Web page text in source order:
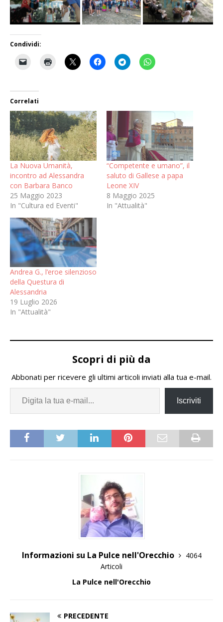
Condividi:
Correlati
La Nuova Umanità,
incontro ad Alessandra
con Barbara Banco
25 Maggio 2023
In "Cultura ed Eventi"
“Competente e umano”, il
saluto di Gallese a papa
Leone XIV
8 Maggio 2025
In "Attualità"
Andrea G., l’eroe silenzioso
della Questura di
Alessandria
19 Luglio 2026
In "Attualità"
Scopri di più da
Abbonati per ricevere gli ultimi articoli inviati alla tua e-mail.
Iscriviti
Informazioni su La Pulce nell'Orecchio
4064
Articoli
La Pulce nell'Orecchio
PRECEDENTE